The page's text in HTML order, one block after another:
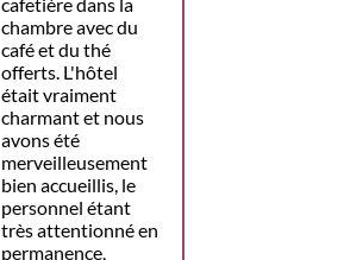
chambre avec du
café et du thé
offerts. L'hôtel
était vraiment
charmant et nous
avons été
merveilleusement
bien accueillis, le
personnel étant
très attentionné en
permanence,